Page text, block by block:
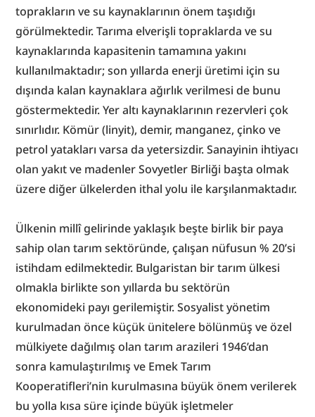
toprakların ve su kaynaklarının önem taşıdığı
görülmektedir. Tarıma elverişli topraklarda ve su
kaynaklarında kapasitenin tamamına yakını
kullanılmaktadır; son yıllarda enerji üretimi için su
dışında kalan kaynaklara ağırlık verilmesi de bunu
göstermektedir. Yer altı kaynaklarının rezervleri çok
sınırlıdır. Kömür (linyit), demir, manganez, çinko ve
petrol yatakları varsa da yetersizdir. Sanayinin ihtiyacı
olan yakıt ve madenler Sovyetler Birliği başta olmak
üzere diğer ülkelerden ithal yolu ile karşılanmaktadır.
Ülkenin millî gelirinde yaklaşık beşte birlik bir paya
sahip olan tarım sektöründe, çalışan nüfusun % 20’si
istihdam edilmektedir. Bulgaristan bir tarım ülkesi
olmakla birlikte son yıllarda bu sektörün
ekonomideki payı gerilemiştir. Sosyalist yönetim
kurulmadan önce küçük ünitelere bölünmüş ve özel
mülkiyete dağılmış olan tarım arazileri 1946’dan
sonra kamulaştırılmış ve Emek Tarım
Kooperatifleri’nin kurulmasına büyük önem verilerek
bu yolla kısa süre içinde büyük işletmeler